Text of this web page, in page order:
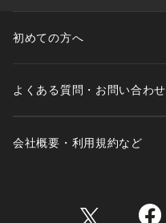
初めての方へ
よくある質問・お問い合わせ
会社概要・利用規約など